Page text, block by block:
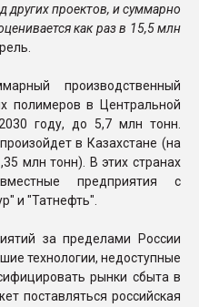
других проектов, и суммарно
как раз в 15,5 млн
производственный
полимеров в Центральной
году, до 5,7 млн тонн.
в Казахстане (на
млн тонн). В этих странах
предприятия с
и "Татнефть".
за пределами России
технологии, недоступные
рынки сбыта в
поставляться российская